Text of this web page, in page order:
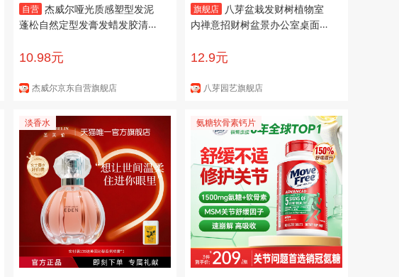
自营 杰威尔哑光质感塑型发泥
蓬松自然定型发膏发蜡发胶清爽
10.98元
杰威尔京东自营旗舰店
旗舰店
八芽盆栽发财树植物室
内禅意招财树盆景办公室桌面绿
肚盆-密胺托盘 含盆
12.9元
八芽园艺旗舰店
淡香水 氨糖软骨素钙片